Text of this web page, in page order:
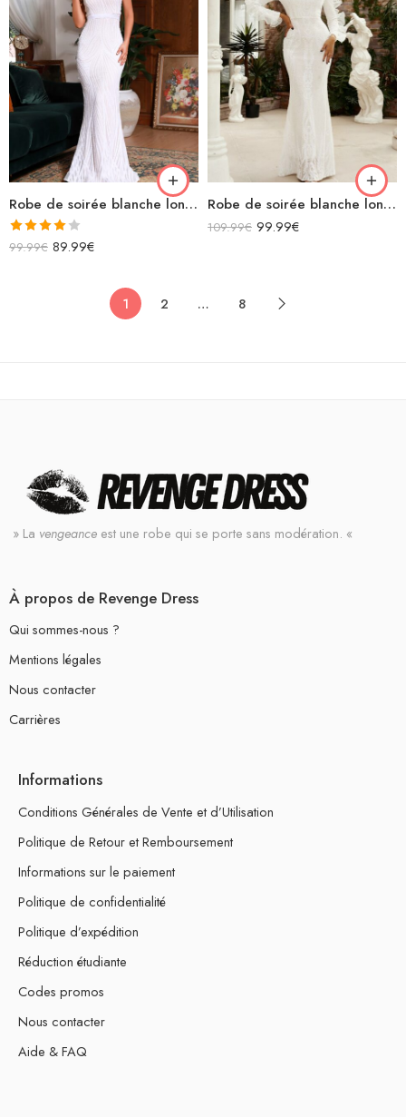
Robe de soirée blanche longue sirène bustier à paillettes moulante
Note
99.99€ 89.99€
Robe de soirée blanche longue sirène manches longues avec volants
109.99€ 99.99€
1 2 … 8
» La vengeance est une robe qui se porte sans modération. «
À propos de Revenge Dress
Qui sommes-nous ?
Mentions légales
Nous contacter
Carrières
Informations
Conditions Générales de Vente et d’Utilisation
Politique de Retour et Remboursement
Informations sur le paiement
Politique de confidentialité
Politique d’expédition
Réduction étudiante
Codes promos
Nous contacter
Aide & FAQ